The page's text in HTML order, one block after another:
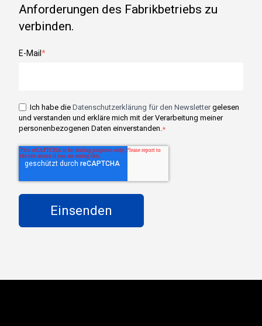
Anforderungen des Fabrikbetriebs zu
verbinden.
E-Mail *
Ich habe die Datenschutzerklärung für den Newslettergelesen
und verstanden und erkläre mich mit der Verarbeitung meiner
personenbezogenen Daten einverstanden.*